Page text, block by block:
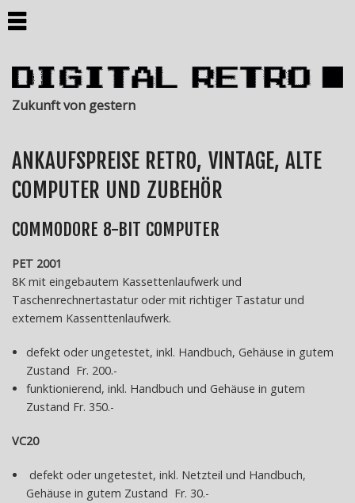
DIGITAL
Commodore
C64
Commodore
500
PET
2001-
8c
IBM
5150
Apple
Geschichte
Sammlung
Zukunft von gestern
ANKAUFSPREISE RETRO, VINTAGE, ALTE
COMPUTER UND ZUBEHÖR
COMMODORE 8-BIT COMPUTER
PET 2001
8K mit eingebautem Kassettenlaufwerk und
Taschenrechnertastatur oder mit richtiger Tastatur und
externem Kassenttenlaufwerk.
defekt oder ungetestet, inkl. Handbuch, Gehäuse in gutem
Zustand Fr. 200.-
funktionierend, inkl. Handbuch und Gehäuse in gutem
Zustand Fr. 350.-
VC20
defekt oder ungetestet, inkl. Netzteil und Handbuch,
Gehäuse in gutem Zustand Fr. 30.-